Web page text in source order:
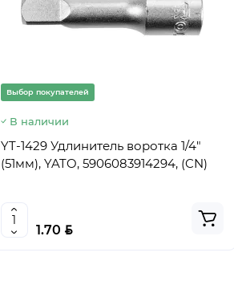
Выбор покупателей
В наличии
YT-1429 Удлинитель воротка 1/4"
(51мм), YATO, 5906083914294, (CN)
1.70 BYN